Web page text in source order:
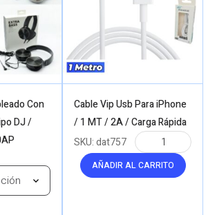
Con
DJ /
Cable Vip Usb Para iPhone
/ 1 MT / 2A / Carga Rápida
AÑADIR AL CARRITO
SKU:dat757